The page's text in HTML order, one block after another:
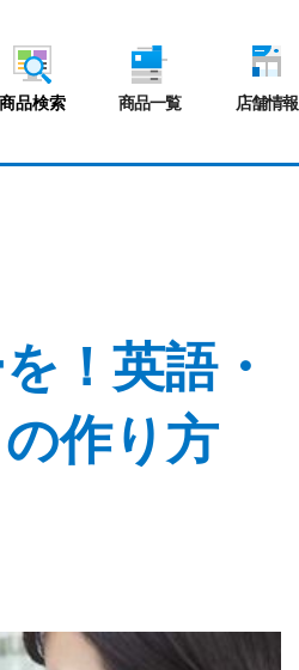
商品検索 商品一覧 店舗情報
！英語・
作り方